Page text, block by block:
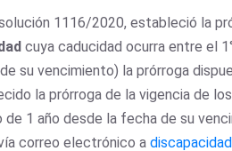
1116/2020, estableció la
cuya caducidad ocurra entre el
su vencimiento) la prórroga
la prórroga de la vigencia de
1 año desde la fecha de su
correo electrónico a